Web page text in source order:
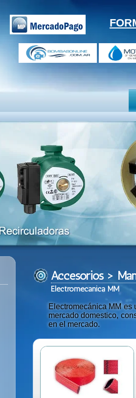
Accesorios >
Electromecanica MM
Electromecánica MM
mercado domestico,
en el mercado.